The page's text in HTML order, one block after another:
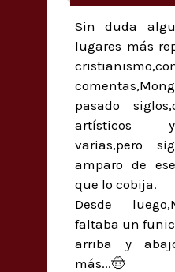
Sin duda
lugares más
pasado
artísticos
varias,pero
amparo de
que lo cobija.
Desde
faltaba un
arriba y
más...🤠